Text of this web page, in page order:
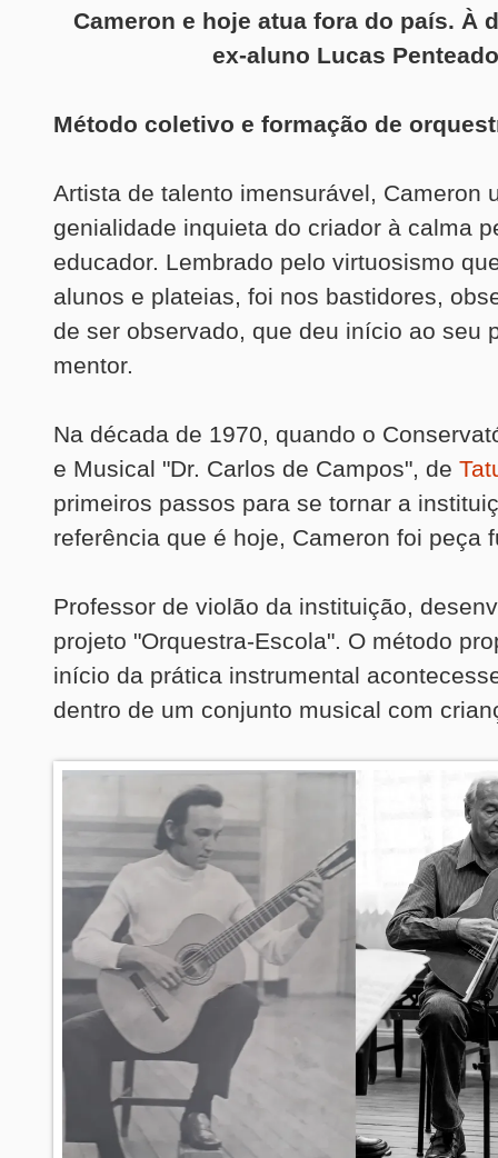
Cameron e hoje atua fora do país. À
ex-aluno Lucas Penteado
Método coletivo e formação de
Artista de talento imensurável, Cameron
genialidade inquieta do criador à calma
educador. Lembrado pelo virtuosismo
alunos e plateias, foi nos bastidores,
de ser observado, que deu início ao seu
mentor.
Na década de 1970, quando o
e Musical "Dr. Carlos de Campos", de
primeiros passos para se tornar a
referência que é hoje, Cameron foi peça
Professor de violão da instituição,
projeto "Orquestra-Escola". O método
início da prática instrumental
dentro de um conjunto musical com